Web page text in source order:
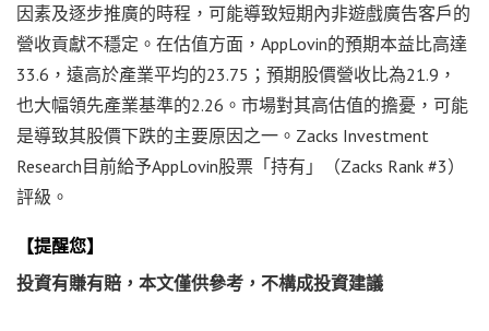
因素及逐步推廣的時程，可能導致短期內非遊戲廣告客戶的
營收貢獻不穩定。在估值方面，AppLovin的預期本益比高達
33.6，遠高於產業平均的23.75；預期股價營收比為21.9，
也大幅領先產業基準的2.26。市場對其高估值的擔憂，可能
是導致其股價下跌的主要原因之一。Zacks Investment
Research目前給予AppLovin股票「持有」（Zacks Rank #3）
評級。
【提醒您】
投資有賺有賠，本文僅供參考，不構成投資建議